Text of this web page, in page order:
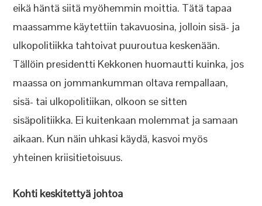
eikä häntä siitä myöhemmin moittia. Tätä tapaa
maassamme käytettiin takavuosina, jolloin sisä- ja
ulkopolitiikka tahtoivat puuroutua keskenään.
Tällöin presidentti Kekkonen huomautti kuinka, jos
maassa on jommankumman oltava rempallaan,
sisä- tai ulkopolitiikan, olkoon se sitten
sisäpolitiikka. Ei kuitenkaan molemmat ja samaan
aikaan. Kun näin uhkasi käydä, kasvoi myös
yhteinen kriisitietoisuus.
Kohti keskitettyä johtoa